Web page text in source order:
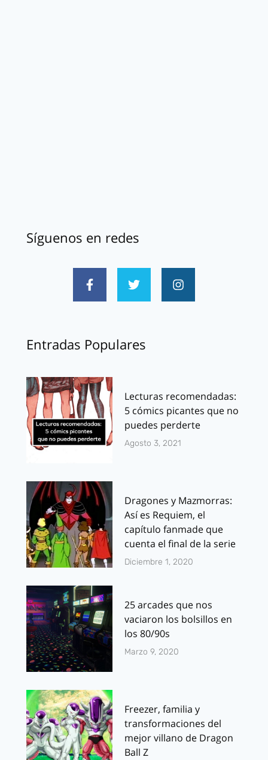
Síguenos en redes
Entradas Populares
Lecturas recomendadas:
5 cómics picantes que no
puedes perderte
Agosto 3, 2021
Dragones y Mazmorras:
Así es Requiem, el
capítulo fanmade que
cuenta el final de la serie
Diciembre 1, 2020
25 arcades que nos
vaciaron los bolsillos en
los 80/90s
Marzo 9, 2020
Freezer, familia y
transformaciones del
mejor villano de Dragon
Ball Z